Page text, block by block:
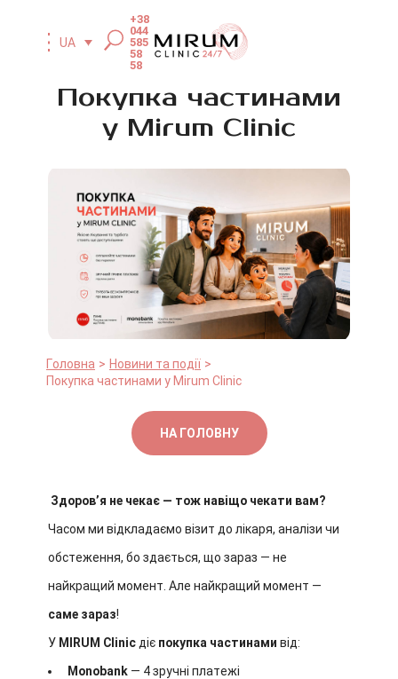
UA
+38
044
585
58
58
Покупка частинами
у Mirum Clinic
Головна
Новини та події
Покупка частинами у Mirum Clinic
НА ГОЛОВНУ
Здоров’я не чекає — тож навіщо чекати вам?
Часом ми відкладаємо візит до лікаря, аналізи чи
обстеження, бо здається, що зараз — не
найкращий момент. Але найкращий момент —
саме зараз!
У MIRUM Clinic діє покупка частинами від:
Monobank — 4 зручні платежі